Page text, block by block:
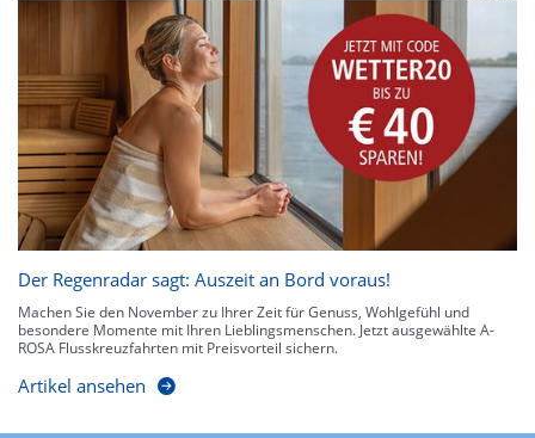
Der Regenradar sagt: Auszeit an Bord voraus!
Machen Sie den November zu Ihrer Zeit für Genuss, Wohlgefühl und
besondere Momente mit Ihren Lieblingsmenschen. Jetzt ausgewählte A-
ROSA Flusskreuzfahrten mit Preisvorteil sichern.
Artikel ansehen